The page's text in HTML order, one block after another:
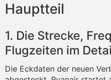
Hauptteil
1. Die Strecke,
Flugzeiten im
Die Eckdaten der neuen